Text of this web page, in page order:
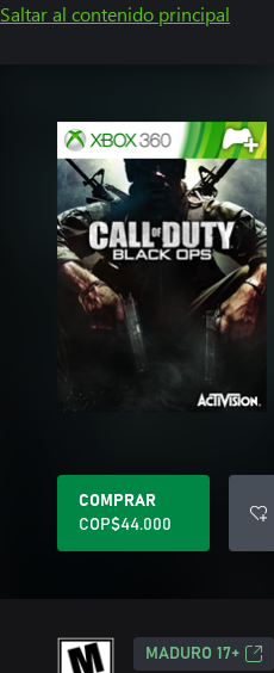
Saltar al contenido principal
COMPRAR
COP$44.000
MADURO 17+